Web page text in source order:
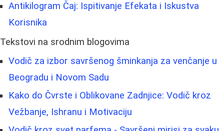
Antikilogram Čaj: Ispitivanje Efekata i Iskustva
Korisnika
Tekstovi na srodnim blogovima
Vodič za izbor savršenog šminkanja za venčanje u
Beogradu i Novom Sadu
Kako do Čvrste i Oblikovane Zadnjice: Vodič kroz
Vežbanje, Ishranu i Motivaciju